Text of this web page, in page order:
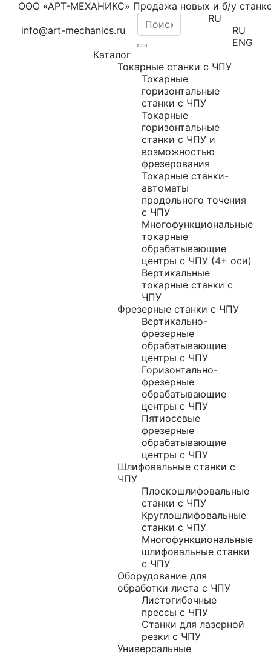
ООО «АРТ-МЕХАНИКС» Продажа новых и б/у
info@art-mechanics.ru
RU
RU
ENG
Каталог
Токарные станки с ЧПУ
Токарные
горизонтальные
станки с ЧПУ
Токарные
горизонтальные
станки с ЧПУ и
возможностью
фрезерования
Токарные станки-
автоматы
продольного точения
с ЧПУ
Многофункциональные
токарные
обрабатывающие
центры с ЧПУ (4+ оси)
Вертикальные
токарные станки с
ЧПУ
Фрезерные станки с ЧПУ
Вертикально-
фрезерные
обрабатывающие
центры с ЧПУ
Горизонтально-
фрезерные
обрабатывающие
центры с ЧПУ
Пятиосевые
фрезерные
обрабатывающие
центры с ЧПУ
Шлифовальные станки с
ЧПУ
Плоскошлифовальные
станки с ЧПУ
Круглошлифовальные
станки с ЧПУ
Многофункциональные
шлифовальные станки
с ЧПУ
Оборудование для
обработки листа с ЧПУ
Листогибочные
прессы с ЧПУ
Станки для лазерной
резки с ЧПУ
Универсальные